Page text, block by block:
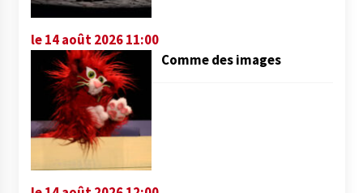
le 14 août 2026 11:00
Comme des images